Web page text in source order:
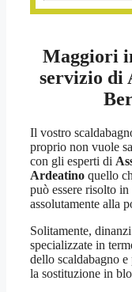
Maggiori
servizio di
Il vostro
proprio non vuole
con gli esperti di
Ardeatino quello
può essere risolto
assolutamente alla
Solitamente,
specializzate in
dello scaldabagno
la sostituzione in